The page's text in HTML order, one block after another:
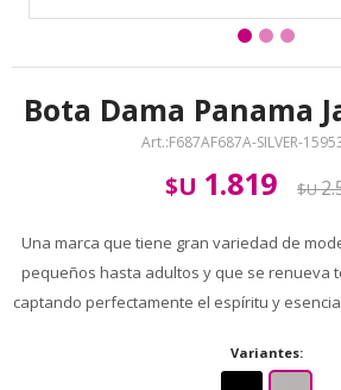
Bota Dama Panama
F687AF687A-SILVER-
$U 1.819 $U
Una marca que tiene gran variedad de
pequeños hasta adultos y que se renueva
captando perfectamente el espíritu y
Variantes: